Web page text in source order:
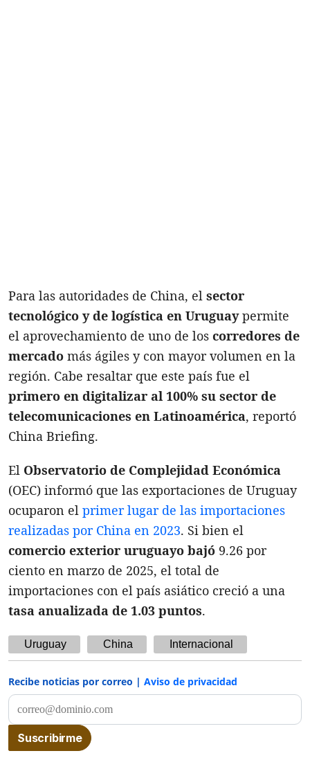
Para las autoridades de China, el sector
tecnológico y de logística en Uruguaypermite
el aprovechamiento de uno de los corredores de
mercado más ágiles y con mayor volumen en la
región. Cabe resaltar que este país fue el
primero en digitalizar al 100% su sector de
telecomunicaciones en Latinoamérica, reportó
China Briefing.
El Observatorio de Complejidad Económica
(OEC) informó que las exportaciones de Uruguay
ocuparon el primer lugar de las importaciones
realizadas por China en 2023. Si bien el
comercio exterior uruguayo bajó 9.26 por
ciento en marzo de 2025, el total de
importaciones con el país asiático creció a una
tasa anualizada de 1.03 puntos.
Uruguay China Internacional
Recibe noticias por correo | Aviso de privacidad